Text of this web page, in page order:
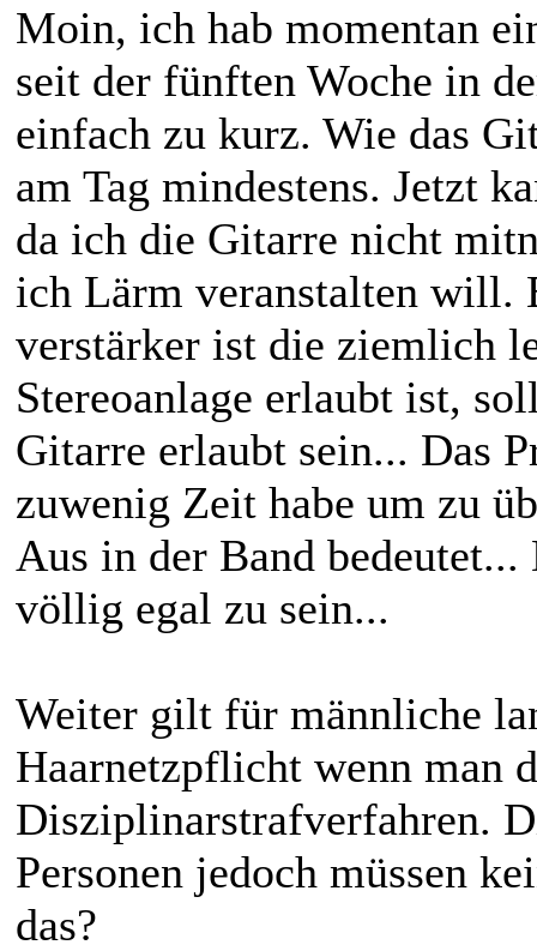
Moin, ich hab momentan
seit der fünften Woche in
einfach zu kurz. Wie das
am Tag mindestens. Jetzt
da ich die Gitarre nicht
ich Lärm veranstalten will.
verstärker ist die ziemlich
Stereoanlage erlaubt ist,
Gitarre erlaubt sein... Das
zuwenig Zeit habe um zu
Aus in der Band
völlig egal zu sein...
Weiter gilt für männliche
Haarnetzpflicht wenn man
Disziplinarstrafverfahren.
Personen jedoch müssen
das?